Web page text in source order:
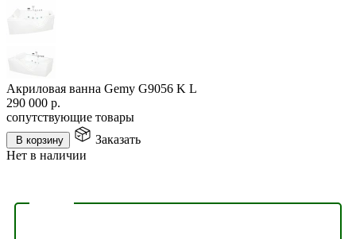
Акриловая ванна Gemy G9056 K L
290 000 р.
сопутствующие товары
В корзину
Заказать
Нет в наличии